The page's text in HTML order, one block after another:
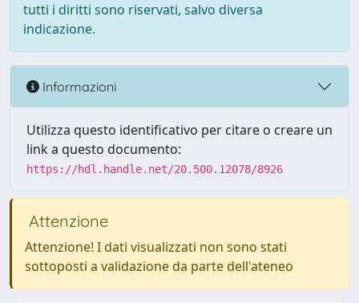
tutti i diritti sono riservati, salvo diversa
indicazione.
Informazioni
Utilizza questo identificativo per citare o creare un
link a questo documento:
https://hdl.handle.net/20.500.12078/8926
Attenzione
Attenzione! I dati visualizzati non sono stati
sottoposti a validazione da parte dell'ateneo